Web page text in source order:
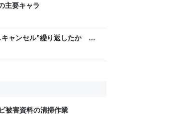
主要キャラ
キャンセル”繰り返したか 女
テレNEWS NNN
被害資料の清掃作業